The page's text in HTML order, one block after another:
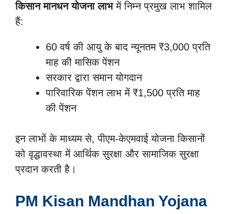
किसान मानधन योजना लाभमें निम्न प्रमुख लाभ शामिल
हैं:
60 वर्ष की आयु के बाद न्यूनतम ₹3,000 प्रति
माह की मासिक पेंशन
सरकार द्वारा समान योगदान
पारिवारिक पेंशन लाभ में ₹1,500 प्रति माह
की पेंशन
इन लाभों के माध्यम से, पीएम-केएमवाई योजना किसानों
को वृद्धावस्था में आर्थिक सुरक्षा और सामाजिक सुरक्षा
प्रदान करती है।
PM Kisan Mandhan Yojana